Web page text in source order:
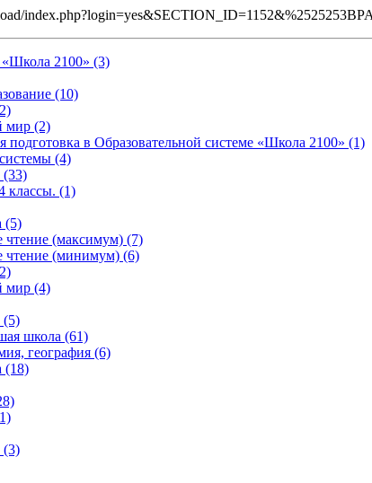
2100» (3)
(10)
(2)
подготовка в Образовательной системе «Школа 2100» (1)
(4)
(33)
классы. (1)
(5)
чтение (максимум) (7)
чтение (минимум) (6)
(4)
(5)
школа (61)
география (6)
(18)
(3)